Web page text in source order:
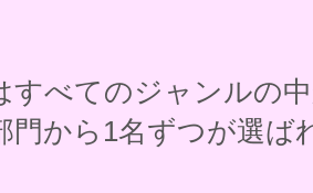
べてのジャンルの中
門から1名ずつが選ば